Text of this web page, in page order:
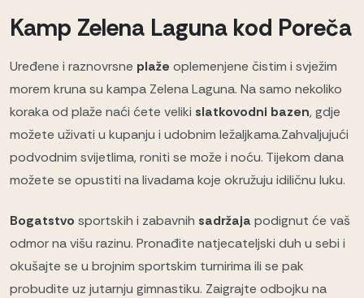
Kamp Zelena Laguna kod Poreča
Uređene i raznovrsne plaže oplemenjene čistim i svježim
morem kruna su kampa Zelena Laguna. Na samo nekoliko
koraka od plaže naći ćete veliki slatkovodni bazen, gdje
možete uživati u kupanju i udobnim ležaljkama.Zahvaljujući
podvodnim svijetlima, roniti se može i noću. Tijekom dana
možete se opustiti na livadama koje okružuju idiličnu luku.
Bogatstvo sportskih i zabavnih sadržaja podignut će vaš
odmor na višu razinu. Pronađite natjecateljski duh u sebi i
okušajte se u brojnim sportskim turnirima ili se pak
probudite uz jutarnju gimnastiku. Zaigrajte odbojku na